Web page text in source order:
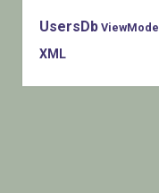
UsersDb ViewModel
XML